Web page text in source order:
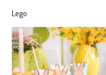
TEEMAJUHLAT
Monet
eläinhahmot,
löytäneet tiensä lasten
koristetarvikkeisiin.
ystävien kanssa onkin
Lego